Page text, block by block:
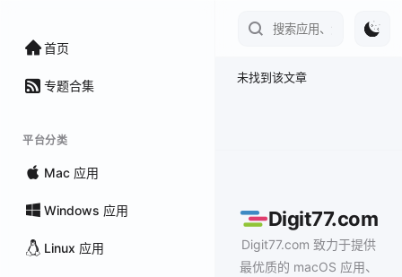
首页
专题合集
平台分类
Mac 应用
Windows 应用
Linux 应用
未找到该文章
Digit77.com
Digit77.com 致力于提供
最优质的 macOS 应用、